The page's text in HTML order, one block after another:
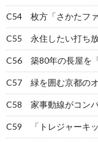
C54 枚方「さかたファ
C55 永住したい打ち放
C56 築80年の長屋を「
C57 緑を囲む京都のオ
C58 家事動線がコンパ
C59 「トレジャーキッ